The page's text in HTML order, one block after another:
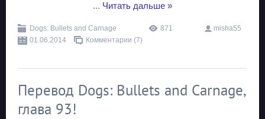
... Читать дальше »
Dogs: Bullets and Carnage 871
misha55
01.06.2014
Комментарии (7)
Перевод Dogs: Bullets and Carnage,
глава 93!